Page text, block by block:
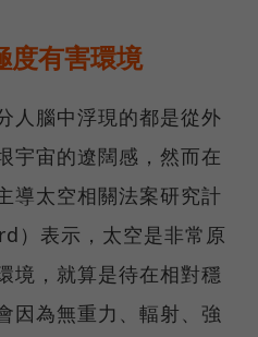
度有害環境
人腦中浮現的都是從外
宇宙的遼闊感，然而在
導太空相關法案研究計
）表示，太空是非常原
境，就算是待在相對穩
因為無重力、輻射、強